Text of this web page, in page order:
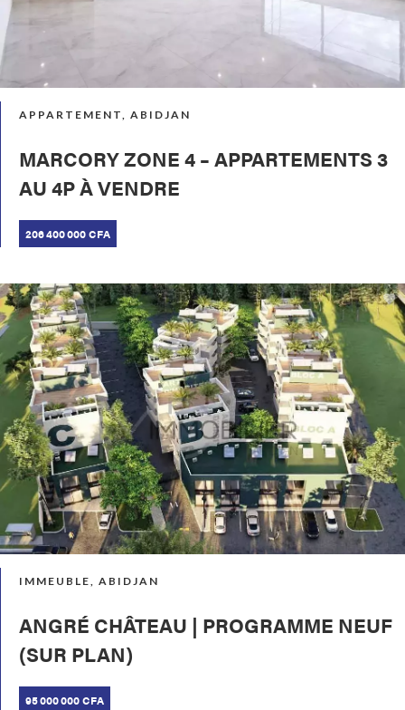
APPARTEMENT, ABIDJAN
MARCORY ZONE 4 – APPARTEMENTS 3
AU 4P À VENDRE
206 400 000 CFA
IMMEUBLE, ABIDJAN
ANGRÉ CHÂTEAU | PROGRAMME NEUF
(SUR PLAN)
95 000 000 CFA